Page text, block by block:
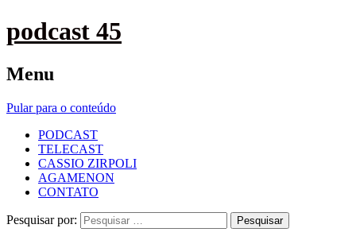
podcast 45
Menu
Pular para o conteúdo
PODCAST
TELECAST
CASSIO ZIRPOLI
AGAMENON
CONTATO
Pesquisar por: